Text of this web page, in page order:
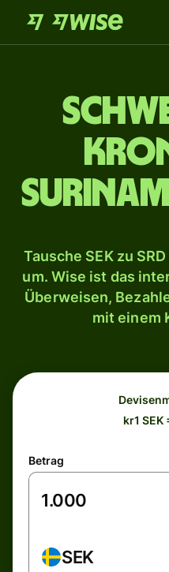
Tausche SEK zu
um. Wise ist das
Überweisen,
mit einem
kr1 SEK
Betrag
SEK